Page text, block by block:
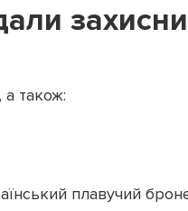
а також:
плавучий